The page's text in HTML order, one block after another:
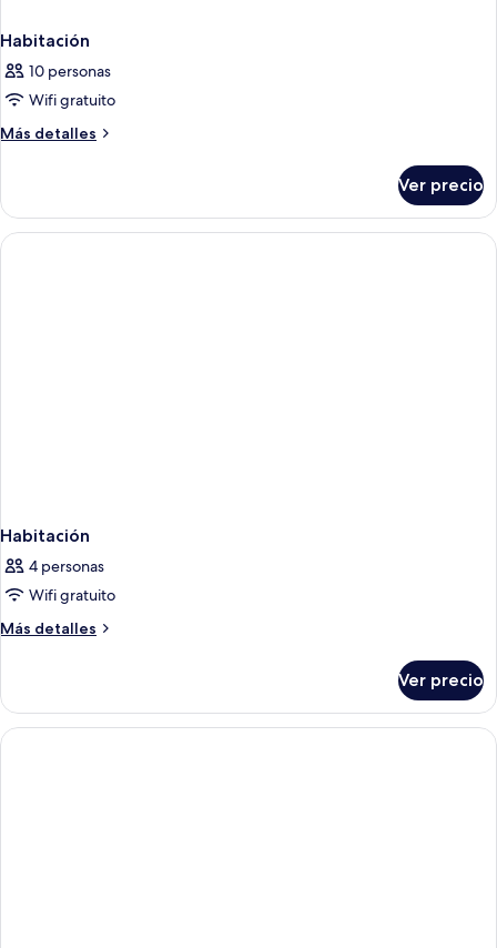
Habitación
10 personas
Wifi gratuito
Más detalles
Más
Ver precio
Habitación
4 personas
Wifi gratuito
Más detalles
Más
Ver precio